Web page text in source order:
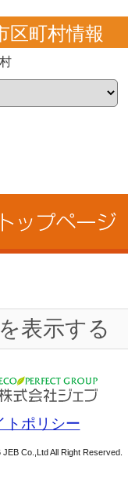
区町村情報
表示する
トポリシー
Co.,Ltd All Right Reserved.